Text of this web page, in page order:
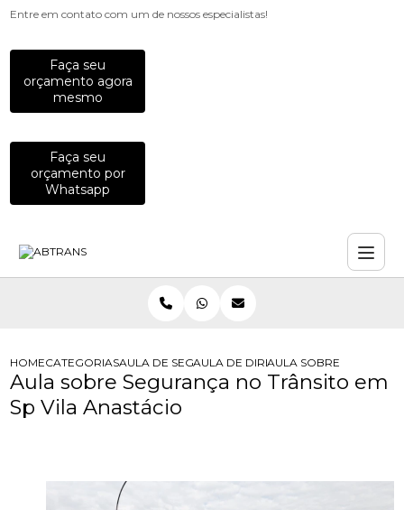
Entre em contato com um de nossos especialistas!
Faça seu
orçamento agora
mesmo
Faça seu
orçamento por
Whatsapp
HOMECATEGORIASAULA DE SEGURANCA NO TRANSITO
AULA DE DIRECAO PARA MOTOS
AULA SOBRE
Aula sobre Segurança no Trânsito em
Sp Vila Anastácio